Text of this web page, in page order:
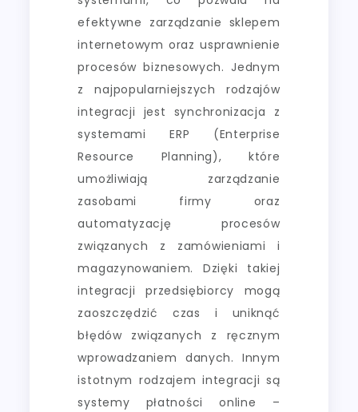
efektywne zarządzanie sklepem
internetowym oraz usprawnienie
procesów biznesowych. Jednym
z najpopularniejszych rodzajów
integracji jest synchronizacja z
systemami ERP (Enterprise
Resource Planning), które
umożliwiają zarządzanie
zasobami firmy oraz
automatyzację procesów
związanych z zamówieniami i
magazynowaniem. Dzięki takiej
integracji przedsiębiorcy mogą
zaoszczędzić czas i uniknąć
błędów związanych z ręcznym
wprowadzaniem danych. Innym
istotnym rodzajem integracji są
systemy płatności online –